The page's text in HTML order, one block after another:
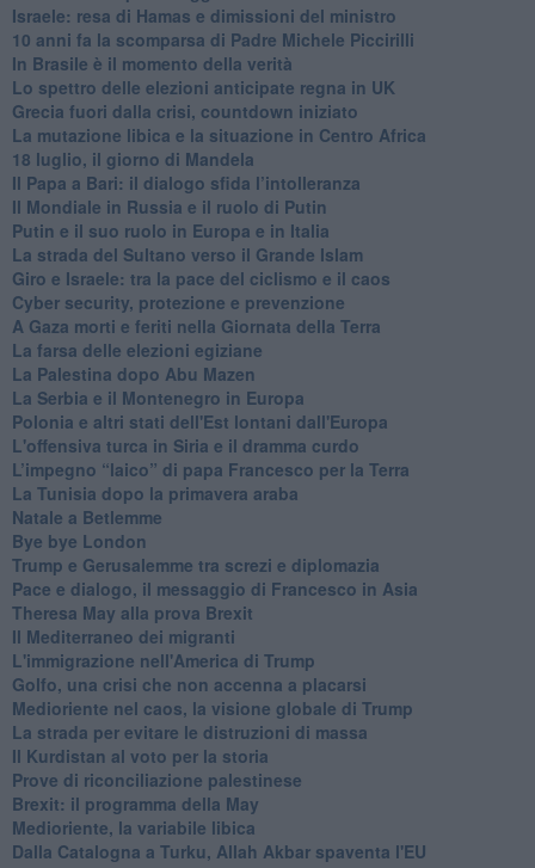
Israele: resa di Hamas e dimissioni del ministro
10 anni fa la scomparsa di Padre Michele Piccirilli
In Brasile è il momento della verità
Lo spettro delle elezioni anticipate regna in UK
Grecia fuori dalla crisi, countdown iniziato
La mutazione libica e la situazione in Centro Africa
18 luglio, il giorno di Mandela
Il Papa a Bari: il dialogo sfida l’intolleranza
Il Mondiale in Russia e il ruolo di Putin
Putin e il suo ruolo in Europa e in Italia
La strada del Sultano verso il Grande Islam
Giro e Israele: tra la pace del ciclismo e il caos
Cyber security, protezione e prevenzione
A Gaza morti e feriti nella Giornata della Terra
La farsa delle elezioni egiziane
La Palestina dopo Abu Mazen
La Serbia e il Montenegro in Europa
Polonia e altri stati dell'Est lontani dall'Europa
L'offensiva turca in Siria e il dramma curdo
L’impegno “laico” di papa Francesco per la Terra
La Tunisia dopo la primavera araba
Natale a Betlemme
Bye bye London
Trump e Gerusalemme tra screzi e diplomazia
Pace e dialogo, il messaggio di Francesco in Asia
Theresa May alla prova Brexit
Il Mediterraneo dei migranti
L'immigrazione nell'America di Trump
Golfo, una crisi che non accenna a placarsi
Medioriente nel caos, la visione globale di Trump
La strada per evitare le distruzioni di massa
Il Kurdistan al voto per la storia
Prove di riconciliazione palestinese
Brexit: il programma della May
Medioriente, la variabile libica
Dalla Catalogna a Turku, Allah Akbar spaventa l'EU